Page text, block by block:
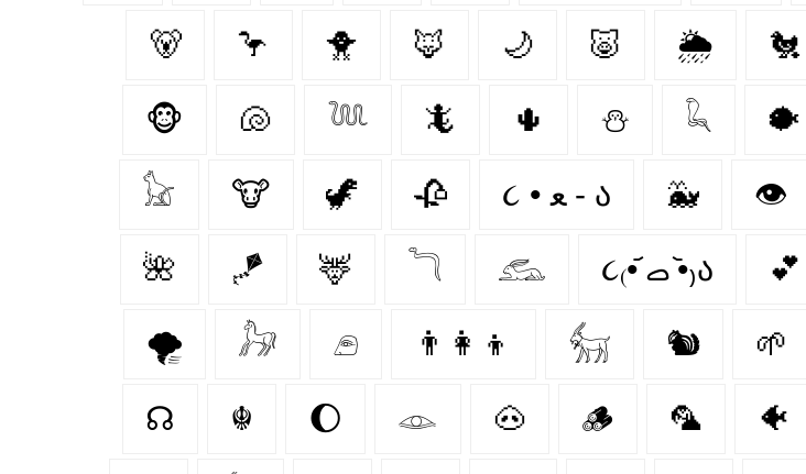
🐻‍ 🦩 🐥 🦊 🌙 🐷 🌦️ 🐔
🐵 🐚 𓆙 🦎 🌵 ⛄ 𓆗 🐡
𓃠 🐮 🦖 🥀 ૮ • ﻌ - ა⁩ 🐳 👁️
🌺 🪁 🦌 𓆓 𓃹 ૮₍•᷄ ࡇ •᷅₎ა 💕
🌪️ 𓃗 𓂉 👨‍👩‍👦 𓃶 🐿 🌱
☊ ☬ 🌔 𓁼 🐽 🪵 🦜 🐠